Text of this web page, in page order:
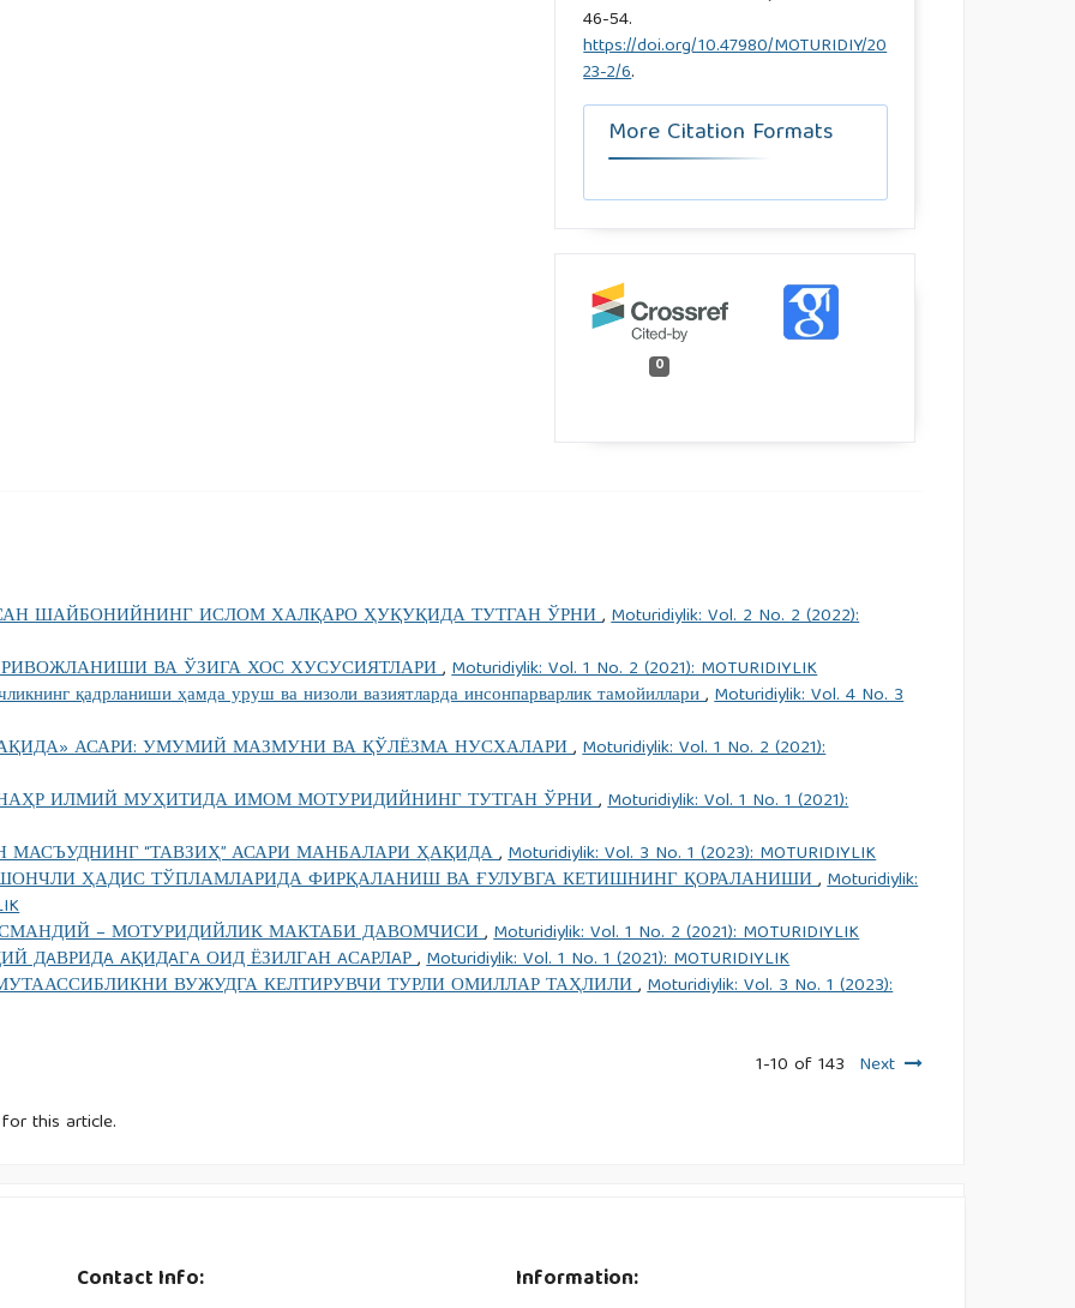
46-54.
https://doi.org/10.47980/MOTURIDIY/20
23-2/6.
More Citation Formats
0
ШАЙБОНИЙНИНГ ИСЛОМ ХАЛҚАРО ҲУҚУҚИДА ТУТГАН ЎРНИ,Moturidiylik: Vol. 2 No. 2 (2022):
РИВОЖЛАНИШИ ВА ЎЗИГА ХОС ХУСУСИЯТЛАРИ,Moturidiylik: Vol. 1 No. 2 (2021): MOTURIDIYLIK
қадрланиши ҳамда уруш ва низоли вазиятларда инсонпарварлик тамойиллари,Moturidiylik: Vol. 4 No. 3
АСАРИ: УМУМИЙ МАЗМУНИ ВА ҚЎЛЁЗМА НУСХАЛАРИ,Moturidiylik: Vol. 1 No. 2 (2021):
ИЛМИЙ МУҲИТИДА ИМОМ МОТУРИДИЙНИНГ ТУТГАН ЎРНИ,Moturidiylik: Vol. 1 No. 1 (2021):
МАСЪУДНИНГ “ТАВЗИҲ” АСАРИ МАНБАЛАРИ ҲАҚИДА,Moturidiylik: Vol. 3 No. 1 (2023): MOTURIDIYLIK
ҲАДИС ТЎПЛАМЛАРИДА ФИРҚАЛАНИШ ВА ҒУЛУВГА КЕТИШНИНГ ҚОРАЛАНИШИ,Moturidiylik:
– МОТУРИДИЙЛИК МАКТАБИ ДАВОМЧИСИ,Moturidiylik: Vol. 1 No. 2 (2021): MOTURIDIYLIK
ДAВРИДA AҚИДAГA ОИД ЁЗИЛГAН AСAРЛAР,Moturidiylik: Vol. 1 No. 1 (2021): MOTURIDIYLIK
ВУЖУДГА КЕЛТИРУВЧИ ТУРЛИ ОМИЛЛАР ТАҲЛИЛИ,Moturidiylik: Vol. 3 No. 1 (2023):
1-10 of 143 Next
this article.
Contact Info: Information: